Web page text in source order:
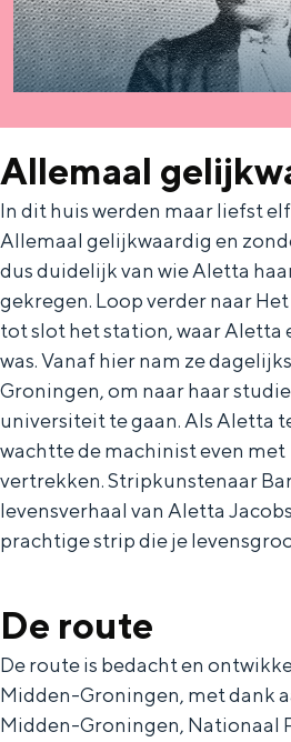
a
a
l
e
r
l
a
n
s
Allemaal
In dit huis werden maar liefst
Allemaal gelijkwaardig en
dus duidelijk van wie Aletta
gekregen. Loop verder naar
tot slot het station, waar Aletta
was. Vanaf hier nam ze
Groningen, om naar haar
universiteit te gaan. Als Aletta
wachtte de machinist even met
vertrekken. Stripkunstenaar
levensverhaal van Aletta
prachtige strip die je
De route
De route is bedacht en
Midden-Groningen, met dank
Midden-Groningen, Nationaal